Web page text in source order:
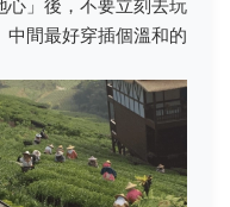
心」後，不要立刻去玩
中間最好穿插個溫和的